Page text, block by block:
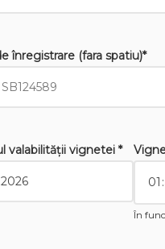
înregistrare (fara spatiu)*
valabilităţii vignetei *
În